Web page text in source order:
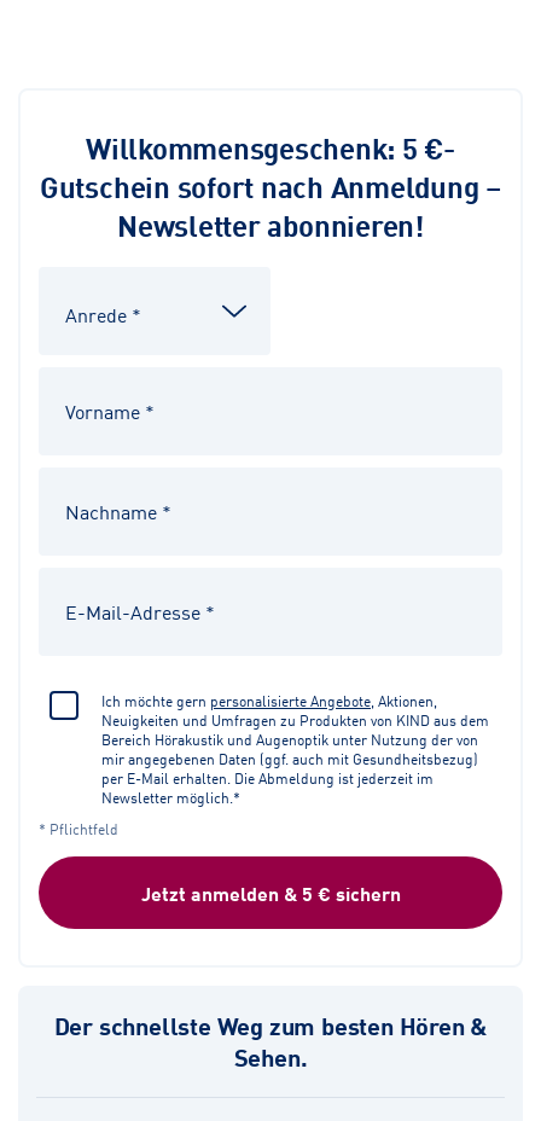
Willkommensgeschenk: 5 €-
Gutschein sofort nach Anmeldung –
Newsletter abonnieren!
Ich möchte gern personalisierte Angebote , Aktionen,
Neuigkeiten und Umfragen zu Produkten von KIND aus dem
Bereich Hörakustik und Augenoptik unter Nutzung der von
mir angegebenen Daten (ggf. auch mit Gesundheitsbezug)
per E-Mail erhalten. Die Abmeldung ist jederzeit im
Newsletter möglich.*
* Pflichtfeld
Jetzt anmelden & 5 € sichern
Der schnellste Weg zum besten Hören &
Sehen.